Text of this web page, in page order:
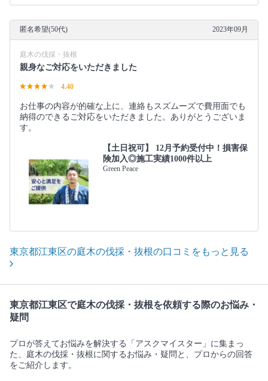
匿名希望(50代) 2023年09月
庭木の伐採・抜根
親身なご対応をいただきました
4.40
お仕事の内容が的確な上に、連絡もスズムーズで費用面でも
納得のできるご対応をいただきました。ありがとうございま
す。
【土日祝可】 12月予約受付中！損害保
険加入◎施工実績1000件以上
Green Peace
東京都江東区の庭木の伐採・抜根の口コミをもっと見る
東京都江東区で庭木の伐採・抜根を依頼する際のお悩み・
疑問
プロが答えてお悩みを解決する「アスクマイスター」に集まっ
た、庭木の伐採・抜根に関するお悩み・疑問と、プロからの回答
をご紹介します。